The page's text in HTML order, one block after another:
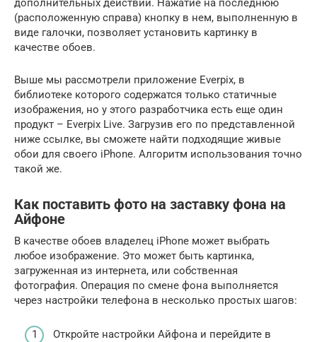
дополнительных действий. Нажатие на последнюю
(расположенную справа) кнопку в нем, выполненную в
виде галочки, позволяет установить картинку в
качестве обоев.
Выше мы рассмотрели приложение Everpix, в
библиотеке которого содержатся только статичные
изображения, но у этого разработчика есть еще один
продукт – Everpix Live. Загрузив его по представленной
ниже ссылке, вы сможете найти подходящие живые
обои для своего iPhone. Алгоритм использования точно
такой же.
Как поставить фото на заставку фона на
Айфоне
В качестве обоев владелец iPhone может выбрать
любое изображение. Это может быть картинка,
загруженная из интернета, или собственная
фотография. Операция по смене фона выполняется
через настройки телефона в несколько простых шагов:
Откройте настройки Айфона и перейдите в